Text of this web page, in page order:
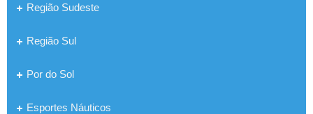
Região Sudeste
Região Sul
Por do Sol
Esportes Náuticos